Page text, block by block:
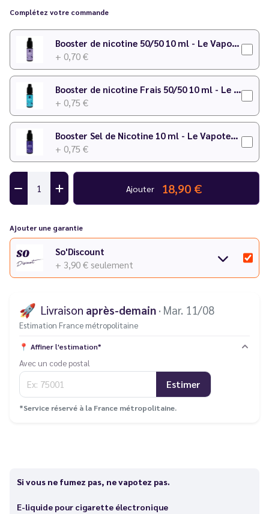
Complétez votre commande
Booster de nicotine 50/50 10 ml - Le Vapoteur Discount
+ 0,70 €
Booster de nicotine Frais 50/50 10 ml - Le Vapoteur Discount
+ 0,75 €
Booster Sel de Nicotine 10 ml - Le Vapoteur Discount
+ 0,75 €
Ajouter 18,90 €
Ajouter une garantie
So'Discount
+ 3,90 € seulement
🚀 Livraison après-demain · Mar. 11/08
Estimation France métropolitaine
📍 Affiner l'estimation*
Avec un code postal
Estimer
*Service réservé à la France métropolitaine.
Si vous ne fumez pas, ne vapotez pas.
E-liquide pour cigarette électronique